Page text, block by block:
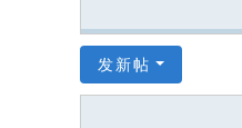
发新帖